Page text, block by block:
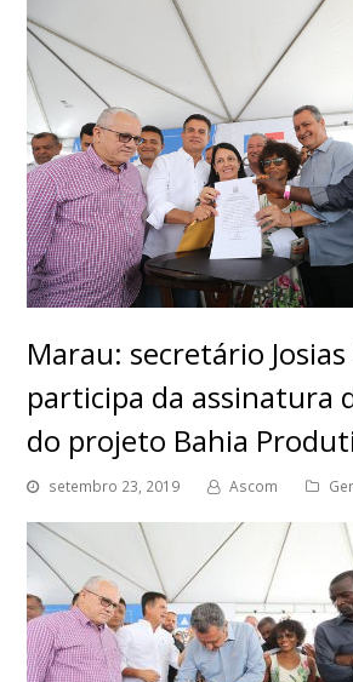
Marau: secretário
participa da assinatura
do projeto Bahia
setembro 23, 2019 Ascom